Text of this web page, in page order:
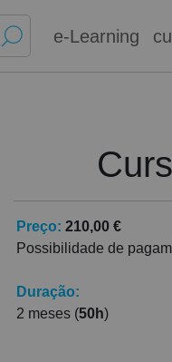
e-Learning
Preço: 210,00 €
Possibilidade de
Duração:
2 meses (50h)